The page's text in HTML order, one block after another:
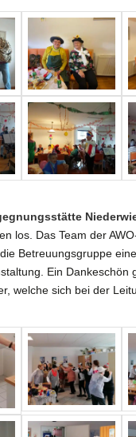
los. Das Team der
Betreuungsgruppe
Ein Dankeschön
welche sich bei der